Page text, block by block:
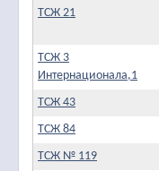
ТСЖ 21
ТСЖ 3
Интернационала,1
ТСЖ 43
ТСЖ 84
ТСЖ № 119